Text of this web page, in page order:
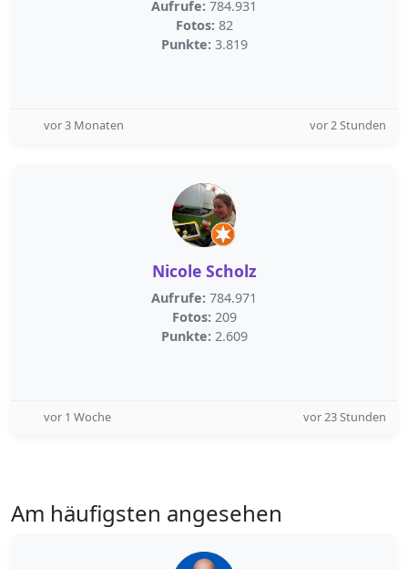
Aufrufe: 784.931
Fotos: 82
Punkte: 3.819
vor 3 Monaten vor 2 Stunden
Nicole Scholz
Aufrufe: 784.971
Fotos: 209
Punkte: 2.609
vor 1 Woche vor 23 Stunden
Am häufigsten angesehen